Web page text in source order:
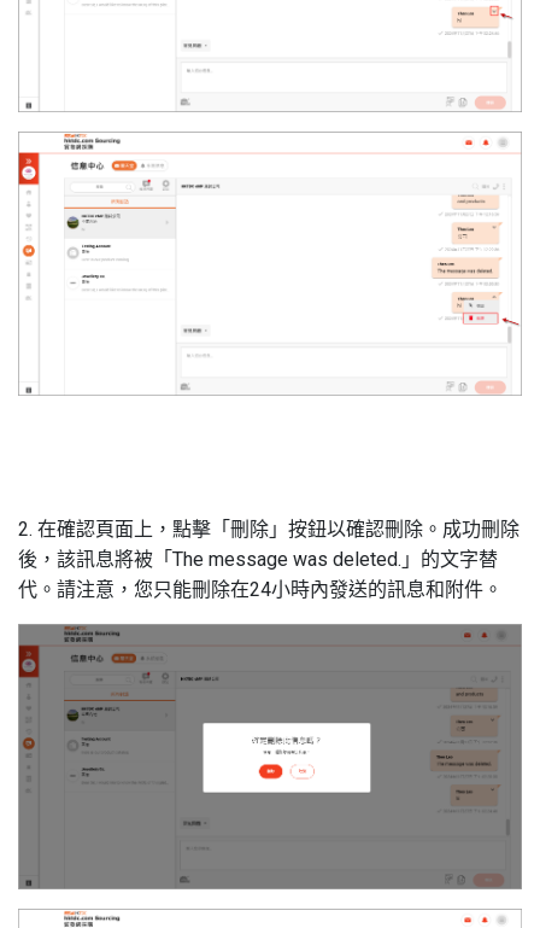
2. 在確認頁面上，點擊「刪除」按鈕以確認刪除。成功刪除
後，該訊息將被「The message was deleted.」的文字替
代。請注意，您只能刪除在24小時內發送的訊息和附件。